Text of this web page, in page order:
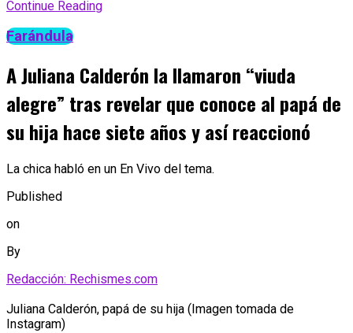
Continue Reading
Farándula
A Juliana Calderón la llamaron “viuda
alegre” tras revelar que conoce al papá de
su hija hace siete años y así reaccionó
La chica habló en un En Vivo del tema.
Published
on
By
Redacción: Rechismes.com
Juliana Calderón, papá de su hija (Imagen tomada de
Instagram)